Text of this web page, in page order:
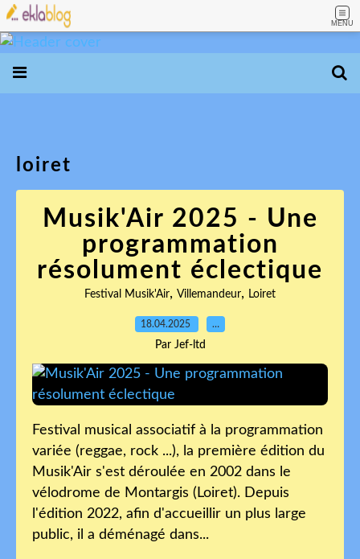
MENU
loiret
Musik'Air 2025 - Une
programmation
résolument éclectique
Festival Musik'Air, Villemandeur, Loiret
18.04.2025 …
Par Jef-ltd
Festival musical associatif à la programmation
variée (reggae, rock ...), la première édition du
Musik'Air s'est déroulée en 2002 dans le
vélodrome de Montargis (Loiret). Depuis
l'édition 2022, afin d'accueillir un plus large
public, il a déménagé dans...